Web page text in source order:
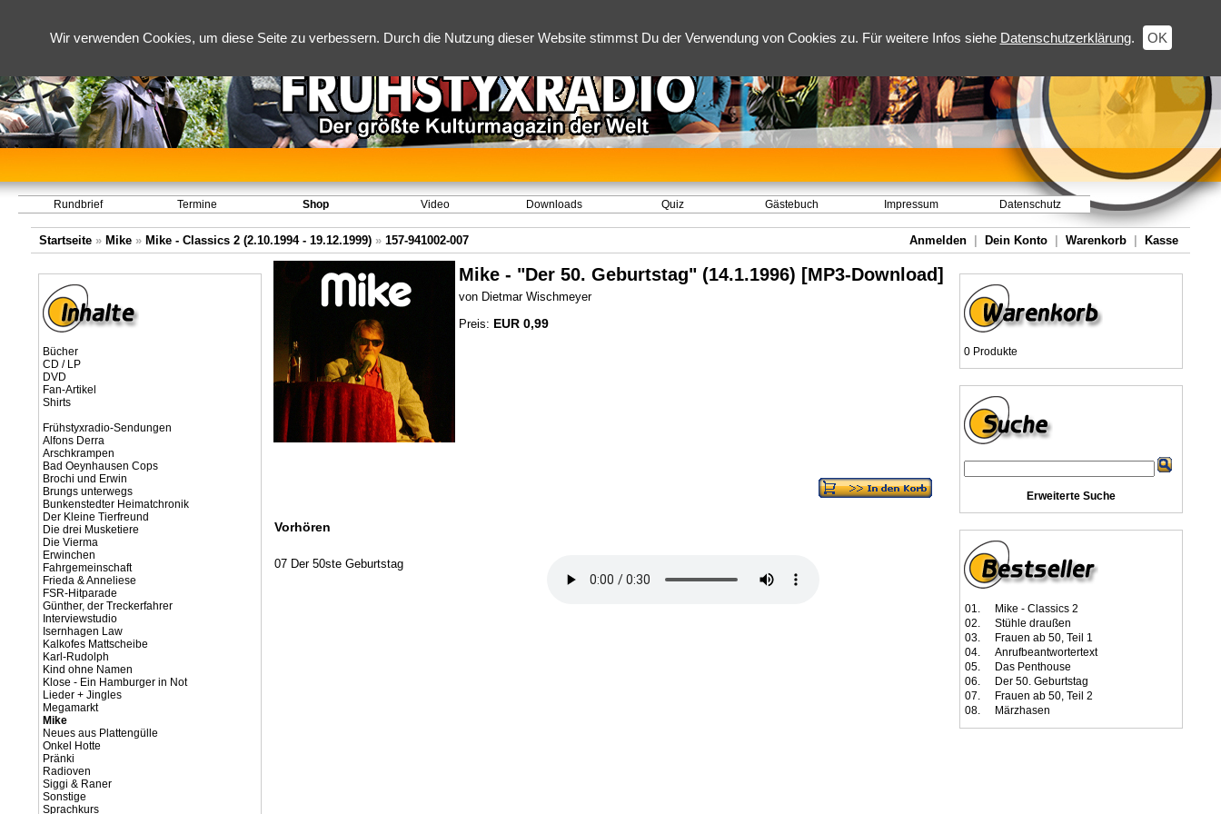
Wir verwenden Cookies, um diese Seite zu verbessern. Durch die Nutzung dieser Website stimmst Du der Verwendung von Cookies zu. Für weitere Infos siehe Datenschutzerklärung. OK
Rundbrief Termine Shop Video Downloads Quiz Gästebuch Impressum Datenschutz
Startseite » Mike » Mike - Classics 2 (2.10.1994 - 19.12.1999) » 157-941002-007 Anmelden Dein Konto Warenkorb Kasse
Bücher
CD / LP
DVD
Fan-Artikel
Shirts
Frühstyxradio-Sendungen
Alfons Derra
Arschkrampen
Bad Oeynhausen Cops
Brochi und Erwin
Brungs unterwegs
Bunkenstedter Heimatchronik
Der Kleine Tierfreund
Die drei Musketiere
Die Vierma
Erwinchen
Fahrgemeinschaft
Frieda & Anneliese
FSR-Hitparade
Günther, der Treckerfahrer
Interviewstudio
Isernhagen Law
Kalkofes Mattscheibe
Karl-Rudolph
Kind ohne Namen
Klose - Ein Hamburger in Not
Lieder + Jingles
Megamarkt
Mike
Neues aus Plattengülle
Onkel Hotte
Pränki
Radioven
Siggi & Raner
Sonstige
Sprachkurs
Mike - "Der 50. Geburtstag" (14.1.1996) [MP3-Download]
von Dietmar Wischmeyer
Preis: EUR 0,99
Vorhören
07 Der 50ste Geburtstag
0 Produkte
Erweiterte Suche
01.
Mike - Classics 2
02.
Stühle draußen
03.
Frauen ab 50, Teil 1
04.
Anrufbeantwortertext
05.
Das Penthouse
06.
Der 50. Geburtstag
07.
Frauen ab 50, Teil 2
08.
Märzhasen